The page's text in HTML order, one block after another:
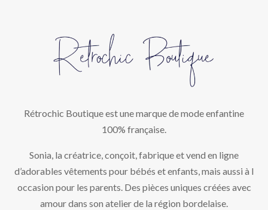
Rétrochic Boutique est une marque de mode enfantine
100% française.
Sonia, la créatrice, conçoit, fabrique et vend en ligne
d’adorables vêtements pour bébés et enfants, mais aussi à l
occasion pour les parents. Des pièces uniques créées avec
amour dans son atelier de la région bordelaise.